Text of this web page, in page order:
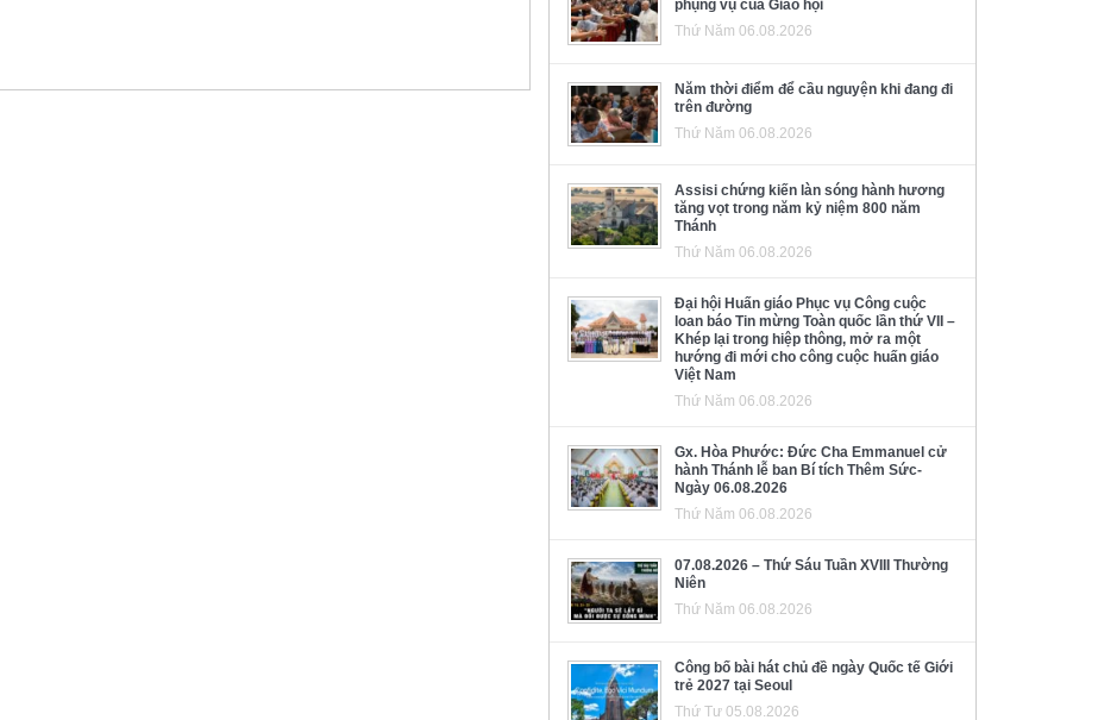
phụng vụ của Giáo hội
Thứ Năm 06.08.2026
Năm thời điểm để cầu nguyện khi đang đi
trên đường
Thứ Năm 06.08.2026
Assisi chứng kiến làn sóng hành hương
tăng vọt trong năm kỷ niệm 800 năm
Thánh
Thứ Năm 06.08.2026
Đại hội Huấn giáo Phục vụ Công cuộc
loan báo Tin mừng Toàn quốc lần thứ VII –
Khép lại trong hiệp thông, mở ra một
hướng đi mới cho công cuộc huấn giáo
Việt Nam
Thứ Năm 06.08.2026
Gx. Hòa Phước: Đức Cha Emmanuel cử
hành Thánh lễ ban Bí tích Thêm Sức-
Ngày 06.08.2026
Thứ Năm 06.08.2026
07.08.2026 – Thứ Sáu Tuần XVIII Thường
Niên
Thứ Năm 06.08.2026
Công bố bài hát chủ đề ngày Quốc tế Giới
trẻ 2027 tại Seoul
Thứ Tư 05.08.2026